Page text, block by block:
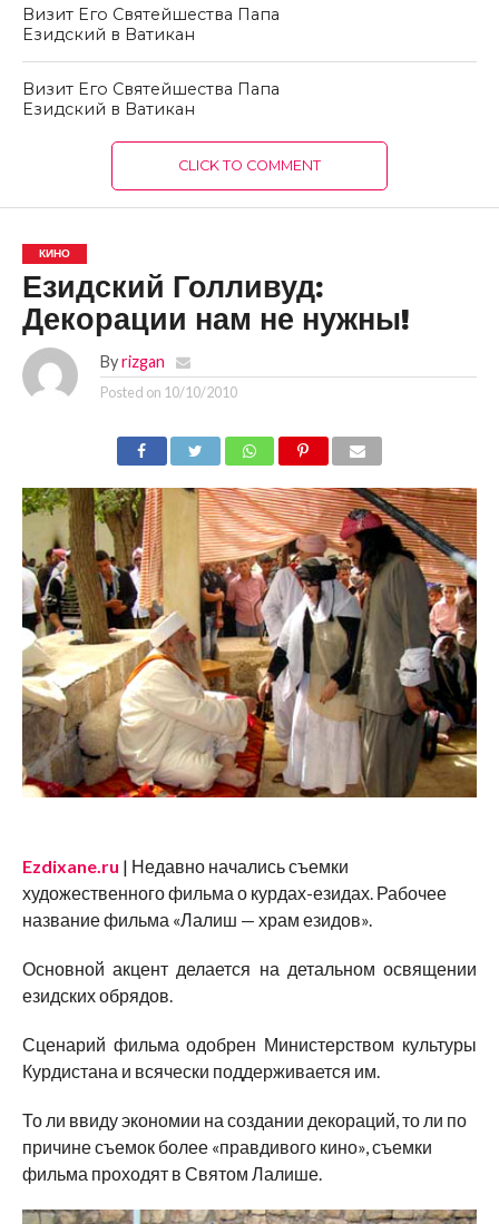
Визит Его Святейшества Папа
Езидский в Ватикан
Визит Его Святейшества Папа
Езидский в Ватикан
CLICK TO COMMENT
КИНО
Езидский Голливуд:
Декорации нам не нужны!
By rizgan
Posted on 10/10/2010
Ezdixane.ru | Недавно начались съемки
художественного фильма о курдах-езидах. Рабочее
название фильма «Лалиш — храм езидов».
Основной акцент делается на детальном освящении
езидских обрядов.
Сценарий фильма одобрен Министерством культуры
Курдистана и всячески поддерживается им.
То ли ввиду экономии на создании декораций, то ли по
причине съемок более «правдивого кино», съемки
фильма проходят в Святом Лалише.